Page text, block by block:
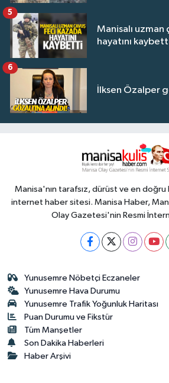
Manisalı uzman
hayatını
5
İlksen Özalper
6
Manisa'nın tarafsız, dürüst ve en doğru
internet haber sitesi. Manisa Haber,
Olay Gazetesi'nin Resmi
Yunusemre Nöbetçi Eczaneler
Yunusemre Hava Durumu
Yunusemre Trafik Yoğunluk Haritası
Puan Durumu ve Fikstür
Tüm Manşetler
Son Dakika Haberleri
Haber Arşivi